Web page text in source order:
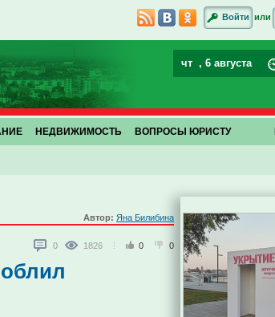
Войти или
чт , 6 августа
НЕДВИЖИМОСТЬ ВОПРОСЫ ЮРИСТУ
Автор: Яна Билибина
0 1826 0 0